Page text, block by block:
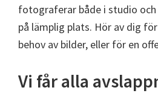
fotograferar både i studio och
på lämplig plats. Hör av dig
behov av bilder, eller för en
Vi får alla